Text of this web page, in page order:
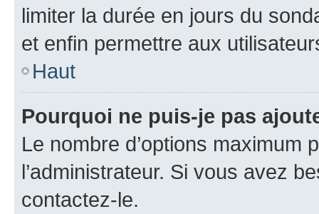
limiter la durée en jours du
et enfin permettre aux
Haut
Pourquoi ne puis-je pas
Le nombre d’options maximum
l’administrateur. Si vous avez
contactez-le.